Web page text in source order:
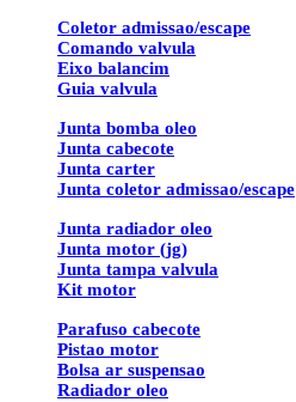
Coletor admissao/escape
Comando valvula
Eixo balancim
Guia valvula
Junta bomba oleo
Junta cabecote
Junta carter
Junta coletor admissao/escape
Junta radiador oleo
Junta motor (jg)
Junta tampa valvula
Kit motor
Parafuso cabecote
Pistao motor
Bolsa ar suspensao
Radiador oleo